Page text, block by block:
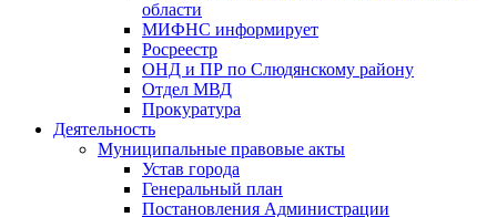
области
МИФНС информирует
Росреестр
ОНД и ПР по Слюдянскому району
Отдел МВД
Прокуратура
Деятельность
Муниципальные правовые акты
Устав города
Генеральный план
Постановления Администрации